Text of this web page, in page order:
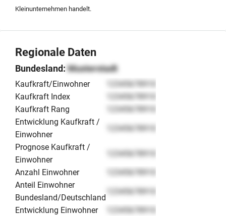
Kleinunternehmen handelt.
Regionale Daten
Bundesland: Musterstadt
Kaufkraft/Einwohner
12345678910
Kaufkraft Index
12345678910
Kaufkraft Rang
12345678910
Entwicklung Kaufkraft /
Einwohner
12345678910
Prognose Kaufkraft /
Einwohner
12345678910
Anzahl Einwohner
12345678910
Anteil Einwohner
Bundesland/Deutschland
12345678910
Entwicklung Einwohner
12345678910